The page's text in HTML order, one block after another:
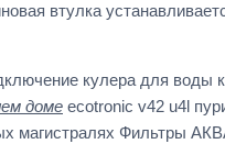
втулка
кулера для воды
доме ecotronic v42 u4l
магистралях Фильтры